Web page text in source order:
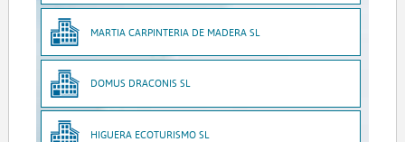
MARTIA CARPINTERIA DE MADERA SL
DOMUS DRACONIS SL
HIGUERA ECOTURISMO SL